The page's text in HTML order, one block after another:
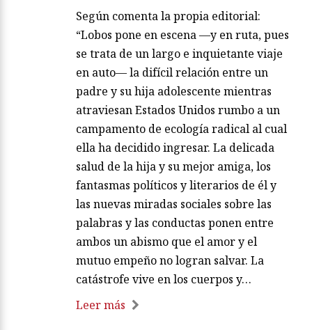
Según comenta la propia editorial:
“Lobos pone en escena —y en ruta, pues
se trata de un largo e inquietante viaje
en auto— la difícil relación entre un
padre y su hija adolescente mientras
atraviesan Estados Unidos rumbo a un
campamento de ecología radical al cual
ella ha decidido ingresar. La delicada
salud de la hija y su mejor amiga, los
fantasmas políticos y literarios de él y
las nuevas miradas sociales sobre las
palabras y las conductas ponen entre
ambos un abismo que el amor y el
mutuo empeño no logran salvar. La
catástrofe vive en los cuerpos y…
Leer más